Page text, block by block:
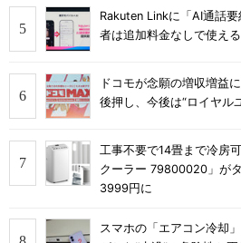
Rakuten Linkに「AI通話
者は追加料金なしで使える
ドコモが念願の増収増益
後押し、今後は“ロイヤル
工事不要で14畳まで冷房
クーラー 79800020」が
3999円に
スマホの「エアコン冷却